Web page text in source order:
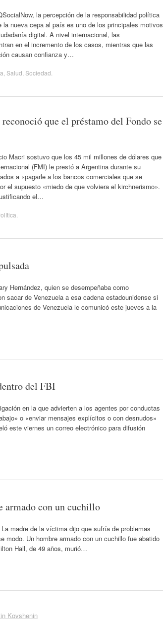
la percepción de la responsabilidad política
nueva cepa al país es uno de los principales motivos
digital. A nivel internacional, las
en el incremento de los casos, mientras que las
causan confianza y…
Salud Sociedad
que el préstamo del Fondo se
Macri sostuvo que los 45 mil millones de dólares que
(FMI) le prestó a Argentina durante su
a «pagarle a los bancos comerciales que se
el supuesto «miedo de que volviera el kirchnerismo».
el…
Hernández, quien se desempeñaba como
sacar de Venezuela a esa cadena estadounidense si
de Venezuela le comunicó este jueves a la
del FBI
en la que advierten a los agentes por conductas
o «enviar mensajes explícitos o con desnudos»
este viernes un correo electrónico para difusión
armado con un cuchillo
madre de la víctima dijo que sufría de problemas
modo. Un hombre armado con un cuchillo fue abatido
Hall, de 49 años, murió…
Kovshenin